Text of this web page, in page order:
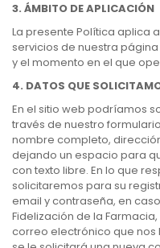
3. ÁMBITO DE APLICACIÓN
La presente Política aplica
servicios de nuestra
y el momento en el que
4. DATOS QUE
En el sitio web podríamos
través de nuestro
nombre completo,
dejando un espacio para
con texto libre. En lo que
solicitaremos para su
email y contraseña, en
Fidelización de la
correo electrónico que nos